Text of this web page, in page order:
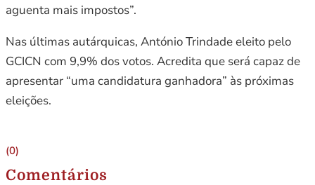
aguenta mais impostos”.
Nas últimas autárquicas, António Trindade eleito pelo
GCICN com 9,9% dos votos. Acredita que será capaz de
apresentar “uma candidatura ganhadora” às próximas
eleições.
(0)
Comentários